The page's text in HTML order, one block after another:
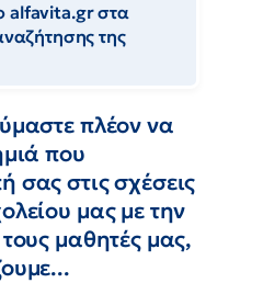
alfavita.gr στα
της
πλέον να
που
σας στις σχέσεις
μας με την
μαθητές μας,